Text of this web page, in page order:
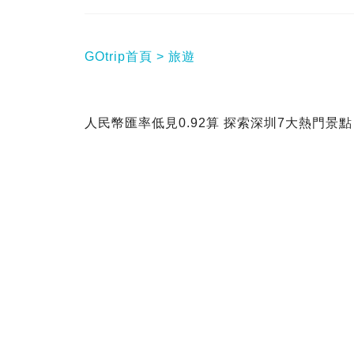
GOtrip首頁 旅遊
人民幣匯率低見0.92算 探索深圳7大熱門景點